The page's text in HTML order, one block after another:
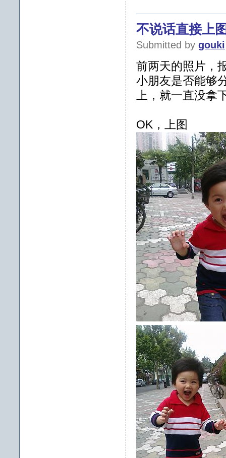
不说话直接上
Submitted by gouki
前两天的照片，
小朋友是否能够
上，就一直没拿
OK，上图